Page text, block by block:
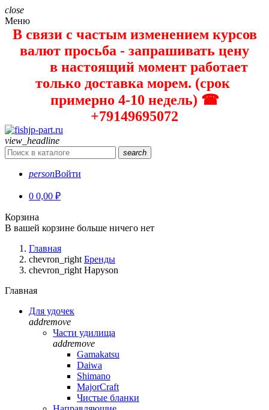
close
Меню
В связи с частым изменением курсов
валют просьба - запрашивать цену
в настоящий момент работает
только доставка морем. (срок
примерно 4-10 недель) ☎
+79149695072
view_headline
search
personВойти
0 0,00 ₽
Корзина
В вашей корзине больше ничего нет
Главная
chevron_right Бренды
chevron_right Hapyson
Главная
Для удочек
addremove
Части удилища
addremove
Gamakatsu
Daiwa
Shimano
MajorCraft
Чистые бланки